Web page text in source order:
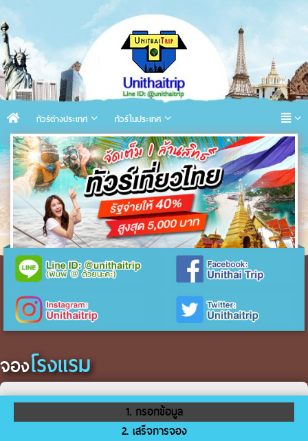
ทัวร์ต่างประเทศ ทัวร์ในประเทศ
จองโรงแรม
1. กรอกข้อมูล
2. เสร็จการจอง